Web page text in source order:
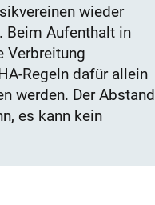
wieder
Beim Aufenthalt in
Verbreitung
Regeln dafür allein
werden. Der Abstand
es kann kein